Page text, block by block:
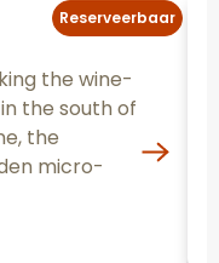
the wine-
the south of
the
micro-
Reserveerbaar